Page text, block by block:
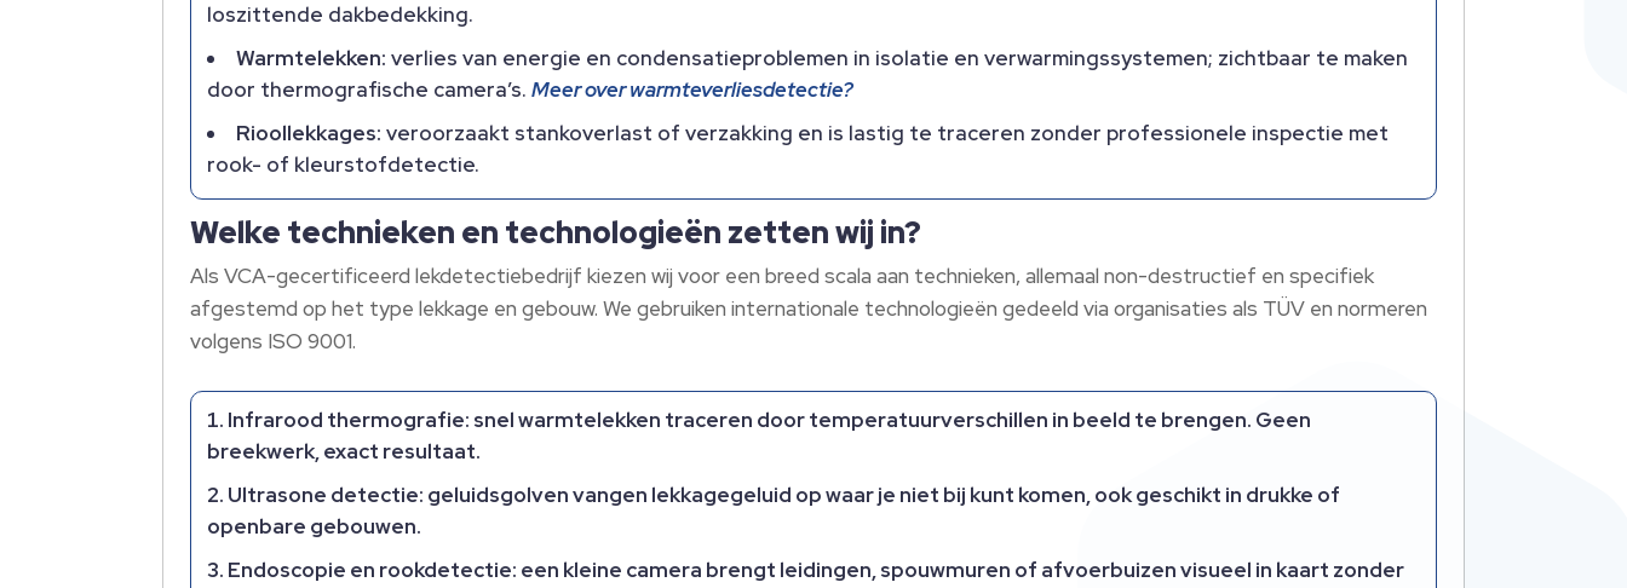
loszittende dakbedekking.
Warmtelekken: verlies van energie en condensatieproblemen in isolatie en verwarmingssystemen; zichtbaar te maken
door thermografische camera’s.Meer over warmteverliesdetectie?
Rioollekkages: veroorzaakt stankoverlast of verzakking en is lastig te traceren zonder professionele inspectie met
rook- of kleurstofdetectie.
Welke technieken en technologieën zetten wij in?
Als VCA-gecertificeerd lekdetectiebedrijf kiezen wij voor een breed scala aan technieken, allemaal non-destructief en specifiek
afgestemd op het type lekkage en gebouw. We gebruiken internationale technologieën gedeeld via organisaties als TÜV en normeren
volgens ISO 9001.
Infrarood thermografie: snel warmtelekken traceren door temperatuurverschillen in beeld te brengen. Geen
breekwerk, exact resultaat.
Ultrasone detectie: geluidsgolven vangen lekkagegeluid op waar je niet bij kunt komen, ook geschikt in drukke of
openbare gebouwen.
Endoscopie en rookdetectie: een kleine camera brengt leidingen, spouwmuren of afvoerbuizen visueel in kaart zonder